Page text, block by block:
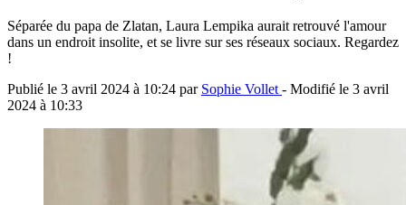
Séparée du papa de Zlatan, Laura Lempika aurait retrouvé l'amour
dans un endroit insolite, et se livre sur ses réseaux sociaux. Regardez
!
Publié le 3 avril 2024 à 10:24 par Sophie Vollet - Modifié le 3 avril
2024 à 10:33